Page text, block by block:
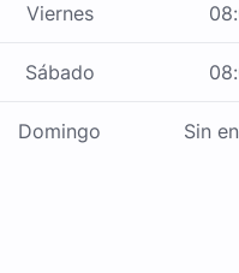
Viernes
Sábado
Domingo Sin